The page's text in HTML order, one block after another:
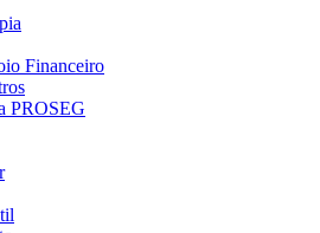
Financeiro
PROSEG